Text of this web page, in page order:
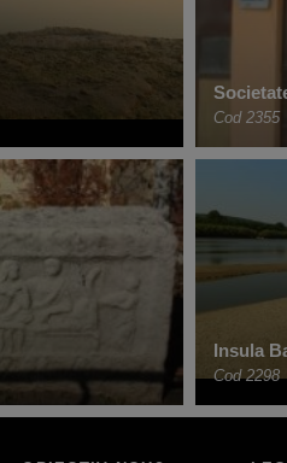
Cod 2355
Insula
Cod 2298